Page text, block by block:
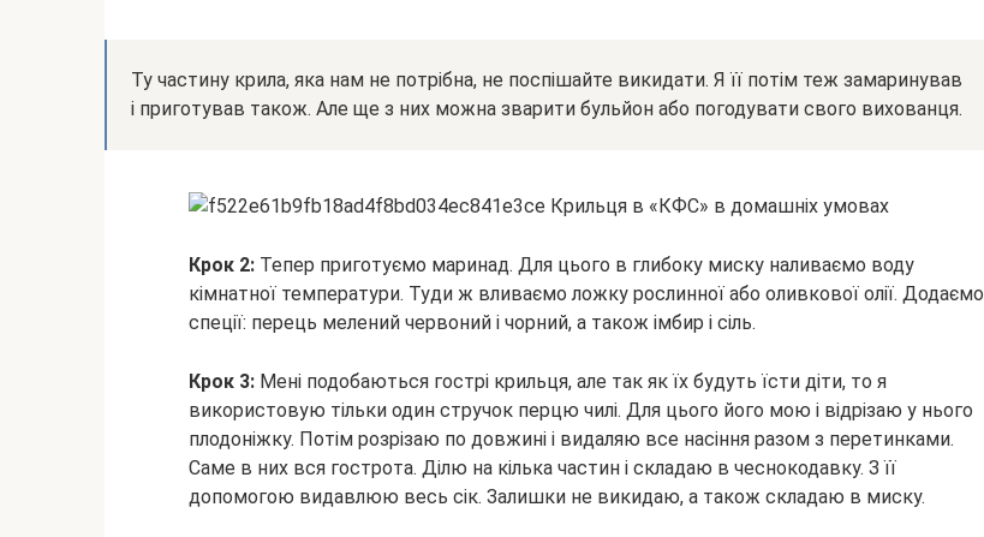
Ту частину крила, яка нам не потрібна, не поспішайте викидати. Я її потім теж замаринував
і приготував також. Але ще з них можна зварити бульйон або погодувати свого вихованця.
Крок 2: Тепер приготуємо маринад. Для цього в глибоку миску наливаємо воду
кімнатної температури. Туди ж вливаємо ложку рослинної або оливкової олії. Додаємо
спеції: перець мелений червоний і чорний, а також імбир і сіль.
Крок 3: Мені подобаються гострі крильця, але так як їх будуть їсти діти, то я
використовую тільки один стручок перцю чилі. Для цього його мою і відрізаю у нього
плодоніжку. Потім розрізаю по довжині і видаляю все насіння разом з перетинками.
Саме в них вся гострота. Ділю на кілька частин і складаю в чеснокодавку. З її
допомогою видавлюю весь сік. Залишки не викидаю, а також складаю в миску.